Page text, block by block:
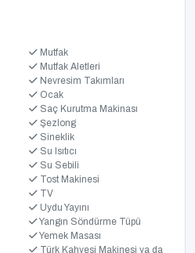
Mutfak
Mutfak Aletleri
Nevresim Takımları
Ocak
Saç Kurutma Makinası
Şezlong
Sineklik
Su Isıtıcı
Su Sebili
Tost Makinesi
TV
Uydu Yayını
Yangın Söndürme Tüpü
Yemek Masası
Türk Kahvesi Makinesi ya da